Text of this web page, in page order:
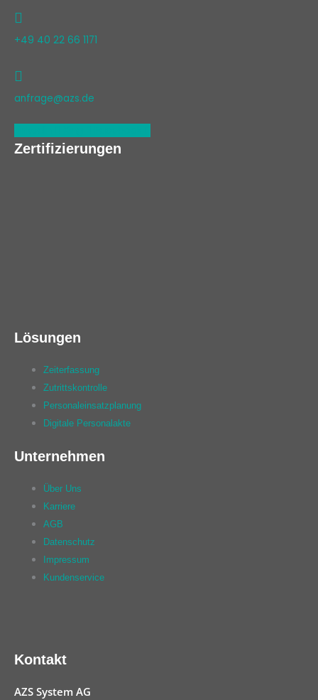
+49 40 22 66 1171
anfrage@azs.de
Zertifizierungen
Lösungen
Zeiterfassung
Zutrittskontrolle
Personaleinsatzplanung
Digitale Personalakte
Unternehmen
Über Uns
Karriere
AGB
Datenschutz
Impressum
Kundenservice
Kontakt
AZS System AG